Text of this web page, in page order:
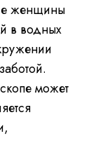
женщины
в водных
может